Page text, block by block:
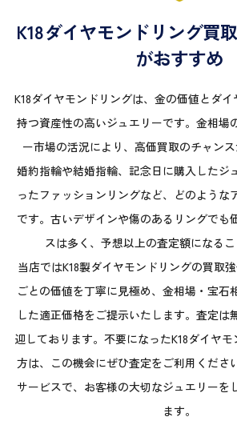
K18ダイヤモンドリング買
がおすすめ
K18ダイヤモンドリングは、金の価値とダ
持つ資産性の高いジュエリーです。金相場
ー市場の活況により、高価買取のチャンス
婚約指輪や結婚指輪、記念日に購入したジ
ったファッションリングなど、どのような
です。古いデザインや傷のあるリングでも
スは多く、予想以上の査定額になるこ
当店ではK18製ダイヤモンドリングの買取
ごとの価値を丁寧に見極め、金相場・宝石
した適正価格をご提示いたします。査定は
迎しております。不要になったK18ダイヤ
方は、この機会にぜひ査定をご利用くださ
サービスで、お客様の大切なジュエリーを
ます。